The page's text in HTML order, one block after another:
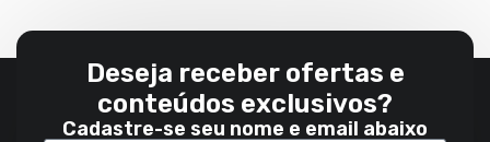
Deseja receber ofertas e
conteúdos exclusivos?
Cadastre-se seu nome e email abaixo